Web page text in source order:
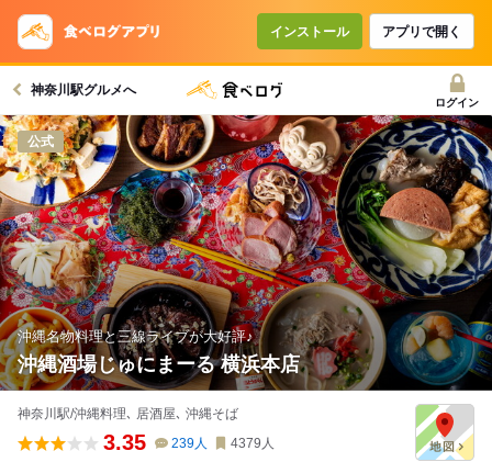
インストール アプリで開く
神奈川駅グルメへ
ログイン
公式
沖縄名物料理と三線ライブが大好評♪
沖縄酒場じゅにまーる 横浜本店
神奈川駅/沖縄料理､ 居酒屋､ 沖縄そば
3.35 239人 4379 人